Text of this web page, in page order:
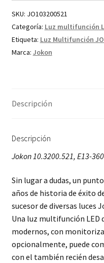
SKU: JO103200521
Categoría: Luz multifunción
Etiqueta: Luz Multifunción
Marca: Jokon
Descripción
Descripción
Jokon 10.3200.521, E13-
Sin lugar a dudas, un
años de historia de éxito
sucesor de diversas luces
Una luz multifunción LED
modernos, con
opcionalmente, puede
con el también recién